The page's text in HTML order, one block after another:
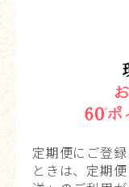
定期便にご登
ときは、定期